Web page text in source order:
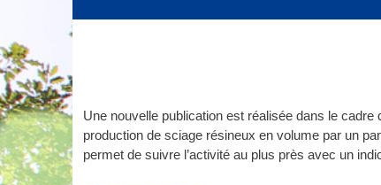
Une nouvelle publication est réalisée dans le
production de sciage résineux en volume par un
permet de suivre l’activité au plus près avec un